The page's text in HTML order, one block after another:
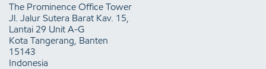
The Prominence Office Tower
Jl. Jalur Sutera Barat Kav. 15,
Lantai 29 Unit A-G
Kota Tangerang, Banten
15143
Indonesia